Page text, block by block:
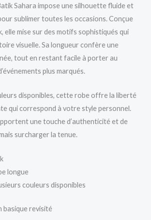
Sahara impose une silhouette fluide et
sublimer toutes les occasions. Conçue
elle mise sur des motifs sophistiqués qui
visuelle. Sa longueur confère une
tout en restant facile à porter au
plus marqués.
disponibles, cette robe offre la liberté
qui correspond à votre style personnel.
une touche d’authenticité et de
surcharger la tenue.
longue
couleurs disponibles
basique revisité